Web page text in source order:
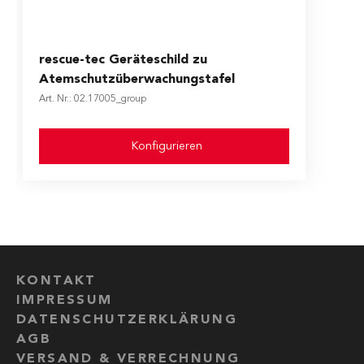
rescue-tec Geräteschild zu
Atemschutzüberwachungstafel
Art. Nr.: 02.17005_group
The price depends on the options chosen on the
Konfigurieren
KONTAKT
IMPRESSUM
DATENSCHUTZERKLÄRUNG
AGB
VERSAND & VERRECHNUNG